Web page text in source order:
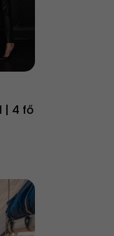
| 4 fő